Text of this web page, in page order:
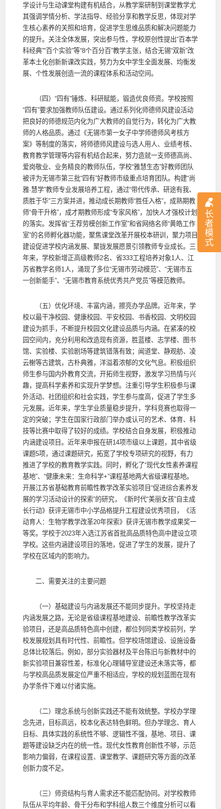
长
者
模
式
学设计与生动课堂构建有机结合，从教学案研制到课堂教学尤
其强调学情分析、学法指导、经验分享和教学反思，体现对学
生核心素养的关照和培育，促进学生思维品质和解决问题能力
的提升。关注全体发展，突出参与性，学校原创性提出“百本学
科经典”“百个实验”等“8个百分百”教学主张，结合无锡“双新”改
革本土化创新新课改实践，努力为女中学生全面发展、均衡发
展、个性发展创造一流的课程体系和活动空间。
（四）“四有”锤炼、科研赋能，锻造优良师资。学校按照
“四有”要求加强教师队伍建设。通过系列化师德师风建设活动
把良好的师德规范内化为广大教师的自觉行为，转化为广大教
师的人格品质。通过《无锡市第一女子中学师德师风考核方
案》等制度的落实，将师德师风建设与选人用人、业绩考核、
教育教学管理等内容有机结合起来，努力造就一支师德高尚、
爱岗敬业、业务精良的教师队伍，学校“雅慧生态”好教师团队
被评为无锡市第三批“四有”好教师市级重点培育团队。构建“尚
雅·慧学”教师专业发展培养工程，通过“带代传承、研途有我、
质胜于华”三方案并进，推动成长期教师“胜任入格”，成熟期教
师“骨干升格”，成才期教师形成“专家风格”，加快人才强校计划
的落实。发挥省“王荐劳模创新工作室”和省网络名师“黄皓工作
室”的名师孵化器功能，聚焦课堂改革开展校本研训，聚力项目
建设促进学校内涵发展、聚拢发展愿景引领教师专业成长。三
年来，学校新增正高级教师2名、省333工程培养对象1人、江
苏省教学名师1人，涌现了多位“无锡市劳动模范”、“无锡市五
一创新能手”、“无锡市教育系统优秀共产党员”等模范教师。
（五）优化环境、丰富内涵，擦亮办学品牌。近年来，学
校以最干净校园、健康校园、平安校园、书香校园、文明校园
建设为抓手，不断提升校园文化建设品质与内涵。在紧凑的校
园空间内，充分利用和改造现有资源，胜蓝楼、志学楼、图书
馆、实验楼、实验剧场等建筑错落有致；闻道堂、静观舫、凌
云榭等古建筑，古朴典雅，洋溢着浓郁的文化气息。积极组织
师生参与国内外教育交流，开拓师生视野，激发学习热情与兴
趣，提高科学素养和实现升学梦想。注重引导学生积极参与课
外活动、社团组织和社会实践，学生参与度高，促进了学生多
元发展。近年来，学生学业质量稳步提升，学科竞赛也取得一
定的突破；学生在国家行政部门举办或认可的艺术、体育、科
技等比赛中取得了较好的成绩。学校结合自身发展，积极推动
内涵建设项目。近年来申报在研14项市级以上课题，其中省级
课题5项，通过课题研究，拓宽了学校专项研究的视野，有力
推进了学校的教育教学实践。同时，孵化了“现代女性素养课程
基地”、“健康未来：生命科学+”课程基地两大省级课程基地。
开展江苏省基础教育前瞻性教学改革实验项目“促进综合素养发
展的学习活动设计的探索”的研究，《新时代“美丽女孩”自主成
长行动》获评无锡市中小学品格提升工程建设优秀项目，《活
动育人：生物学教学改革20年探索》获评无锡市教学成果奖一
等奖。学校于2023年入选江苏省首批高品质特色高中建设立项
学校。这些内涵建设项目的落地，促进了学生的发展，提升了
学校在区域内的影响力。
二、需要关注的主要问题
（一）基础建设与内涵发展还不能同步提升。学校坚持走
内涵发展之路，无论是省级课程基地建设、前瞻性教学改革实
验项目，还是高品质特色高中创建，都位列同类学校前列，学
校发展规划具有时代性、前瞻性。但学校场馆建设、设施设备
总体比较落后。例如，部分实验器材及平台陈旧与新教材中的
新实验项目兼容性差，标准化心理辅导室建设还未落实等，都
与学校高品质发展定位严重不相适应，学校的规划蓝图在现有
办学条件下难以付诸实施。
（二）理念系统与创新实践还不能有效统整。学校办学理
念先进，目标高远，校本化表达特色鲜明。但办学理念、育人
目标、具体实践的系统性不够、逻辑性不强，基地、项目、课
题等建设缺乏内在的统一性。现代女性教育创新性不够，示范
影响力偏弱，在课程设置、课堂教学、课题研究等方面的改革
创新力度不足。
（三）师资结构与育人需求还不能匹配协同。对学校教师
队伍从平均年龄、骨干分布和学科组人数三个维度分析可以看